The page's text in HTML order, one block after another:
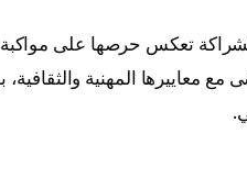
تعكس حرصها على مواكبة
مع معاييرها المهنية